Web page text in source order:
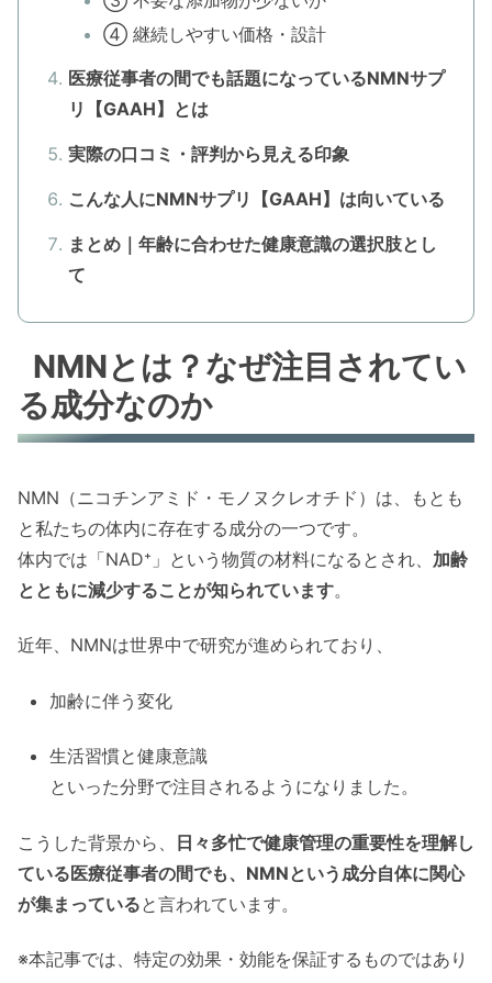
④ 継続しやすい価格・設計
医療従事者の間でも話題になっているNMNサプ
リ【GAAH】とは
実際の口コミ・評判から見える印象
こんな人にNMNサプリ【GAAH】は向いている
まとめ｜年齢に合わせた健康意識の選択肢とし
て
NMNとは？なぜ注目されてい
る成分なのか
NMN（ニコチンアミド・モノヌクレオチド）は、もとも
と私たちの体内に存在する成分の一つです。
体内では「NAD⁺」という物質の材料になるとされ、 加齢
とともに減少することが知られています。
近年、NMNは世界中で研究が進められており、
加齢に伴う変化
生活習慣と健康意識
といった分野で注目されるようになりました。
こうした背景から、 日々多忙で健康管理の重要性を理解し
ている医療従事者の間でも、NMNという成分自体に関心
が集まっていると言われています。
※本記事では、特定の効果・効能を保証するものではあり